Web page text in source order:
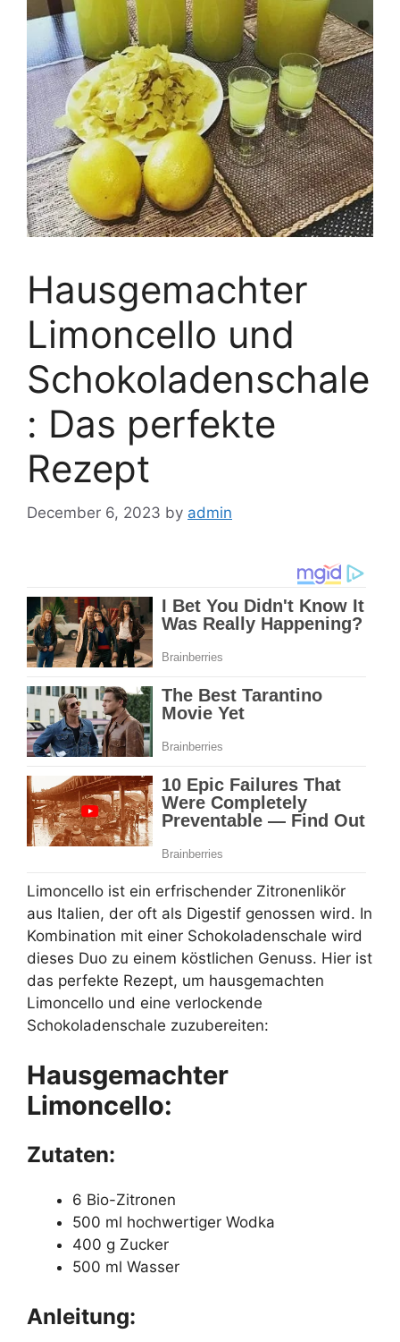
Hausgemachter
Limoncello und
Schokoladenschale
: Das perfekte
Rezept
December 6, 2023 by admin
Limoncello ist ein erfrischender Zitronenlikör
aus Italien, der oft als Digestif genossen wird. In
Kombination mit einer Schokoladenschale wird
dieses Duo zu einem köstlichen Genuss. Hier ist
das perfekte Rezept, um hausgemachten
Limoncello und eine verlockende
Schokoladenschale zuzubereiten:
Hausgemachter
Limoncello:
Zutaten:
6 Bio-Zitronen
500 ml hochwertiger Wodka
400 g Zucker
500 ml Wasser
Anleitung: